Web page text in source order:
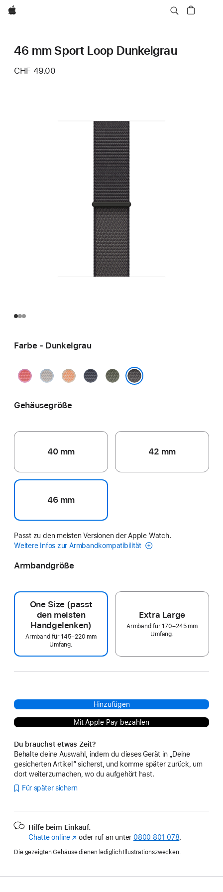
Apple
46 mm Sport Loop Dunkelgrau
CHF 49.00
Farbe - Dunkelgrau
GuavepinkGraublauCantaloupeMaritimblau
Waldgrün
Gehäusegröße
40 mm 42 mm
46 mm
Passt zu den meisten Versionen der Apple Watch.
Weitere Infos zur Armbandkompatibilität
Armbandgröße
One Size (passt
den meisten
Handgelenken)
Armband für 145–220 mm
Umfang.
Extra Large
Armband für 170–245 mm
Umfang.
Hinzufügen
Mit Apple Pay bezahlen
Du brauchst etwas Zeit?
Behalte deine Auswahl, indem du dieses Gerät in „Deine
gesicherten Artikel“ sicherst, und komme später zurück, um
dort weiterzumachen, wo du aufgehört hast.
Für später sichern
Hilfe beim Einkauf.
Chatte online (Öffnet
neues
oder ruf an unter 0800 801 078.
Die gezeigten Gehäuse dienen lediglich Illustrationszwecken.